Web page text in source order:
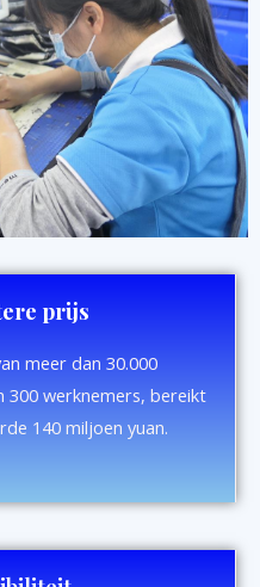
prijs
meer dan 30.000
300 werknemers, bereikt
140 miljoen yuan.